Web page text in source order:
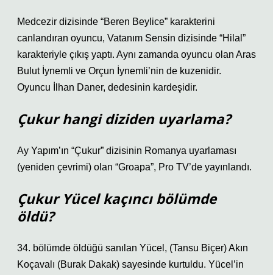
Medcezir dizisinde “Beren Beylice” karakterini
canlandıran oyuncu, Vatanım Sensin dizisinde “Hilal”
karakteriyle çıkış yaptı. Aynı zamanda oyuncu olan Aras
Bulut İynemli ve Orçun İynemli’nin de kuzenidir.
Oyuncu İlhan Daner, dedesinin kardeşidir.
Çukur hangi diziden uyarlama?
Ay Yapım’ın “Çukur” dizisinin Romanya uyarlaması
(yeniden çevrimi) olan “Groapa”, Pro TV’de yayınlandı.
Çukur Yücel kaçıncı bölümde
öldü?
34. bölümde öldüğü sanılan Yücel, (Tansu Biçer) Akın
Koçavalı (Burak Dakak) sayesinde kurtuldu. Yücel’in